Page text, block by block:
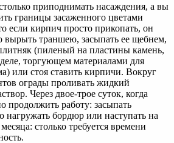
приподнимать насаждения, а вы
границы засаженного цветами
если кирпич просто прикопать, он
вырыть траншею, засыпать ее щебнем,
(пиленый на пластины камень,
торгующем материалами для
или стоя ставить кирпичи. Вокруг
ограды проливать жидкий
Через двое-трое суток, когда
продолжить работу: засыпать
нагружать бордюр или наступать на
столько требуется времени